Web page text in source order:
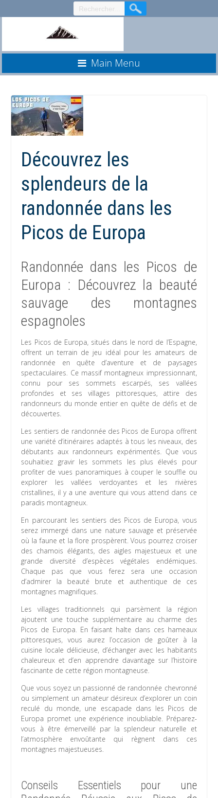
au
Main Menu
Découvrez les
splendeurs de la
randonnée dans les
Picos de Europa
Randonnée dans les Picos de
Europa : Découvrez la beauté
sauvage des montagnes
espagnoles
Les Picos de Europa, situés dans le nord de l’Espagne,
offrent un terrain de jeu idéal pour les amateurs de
randonnée en quête d’aventure et de paysages
spectaculaires. Ce massif montagneux impressionnant,
connu pour ses sommets escarpés, ses vallées
profondes et ses villages pittoresques, attire des
randonneurs du monde entier en quête de défis et de
découvertes.
Les sentiers de randonnée des Picos de Europa offrent
une variété d’itinéraires adaptés à tous les niveaux, des
débutants aux randonneurs expérimentés. Que vous
souhaitiez gravir les sommets les plus élevés pour
profiter de vues panoramiques à couper le souffle ou
explorer les vallées verdoyantes et les rivières
cristallines, il y a une aventure qui vous attend dans ce
paradis montagneux.
En parcourant les sentiers des Picos de Europa, vous
serez immergé dans une nature sauvage et préservée
où la faune et la flore prospèrent. Vous pourrez croiser
des chamois élégants, des aigles majestueux et une
grande diversité d’espèces végétales endémiques.
Chaque pas que vous ferez sera une occasion
d’admirer la beauté brute et authentique de ces
montagnes magnifiques.
Les villages traditionnels qui parsèment la région
ajoutent une touche supplémentaire au charme des
Picos de Europa. En faisant halte dans ces hameaux
pittoresques, vous aurez l’occasion de goûter à la
cuisine locale délicieuse, d’échanger avec les habitants
chaleureux et d’en apprendre davantage sur l’histoire
fascinante de cette région montagneuse.
Que vous soyez un passionné de randonnée chevronné
ou simplement un amateur désireux d’explorer un coin
reculé du monde, une escapade dans les Picos de
Europa promet une expérience inoubliable. Préparez-
vous à être émerveillé par la splendeur naturelle et
l’atmosphère envoûtante qui règnent dans ces
montagnes majestueuses.
Conseils Essentiels pour une